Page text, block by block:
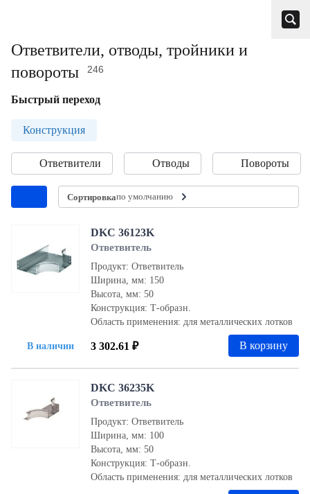
Ответвители, отводы, тройники и
повороты
246
Быстрый переход
Конструкция
Ответвители Отводы Повороты
Сортировкапо умолчанию
В наличии
DKC 36123K
Ответвитель
Продукт: Ответвитель
Ширина, мм: 150
Высота, мм: 50
Конструкция: Т-образн.
Область применения: для металлических лотков
3 302.61 ₽ В корзину
DKC 36235K
Ответвитель
Продукт: Ответвитель
Ширина, мм: 100
Высота, мм: 50
Конструкция: Т-образн.
Область применения: для металлических лотков